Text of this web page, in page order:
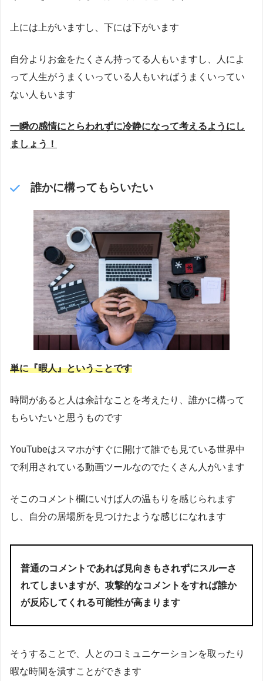
上には上がいますし、下には下がいます
自分よりお金をたくさん持ってる人もいますし、人によ
って人生がうまくいっている人もいればうまくいってい
ない人もいます
一瞬の感情にとらわれずに冷静になって考えるようにし
ましょう！
誰かに構ってもらいたい
単に『暇人』ということです
時間があると人は余計なことを考えたり、誰かに構って
もらいたいと思うものです
YouTubeはスマホがすぐに開けて誰でも見ている世界中
で利用されている動画ツールなのでたくさん人がいます
そこのコメント欄にいけば人の温もりを感じられます
し、自分の居場所を見つけたような感じになれます
普通のコメントであれば見向きもされずにスルーさ
れてしまいますが、攻撃的なコメントをすれば誰か
が反応してくれる可能性が高まります
そうすることで、人とのコミュニケーションを取ったり
暇な時間を潰すことができます